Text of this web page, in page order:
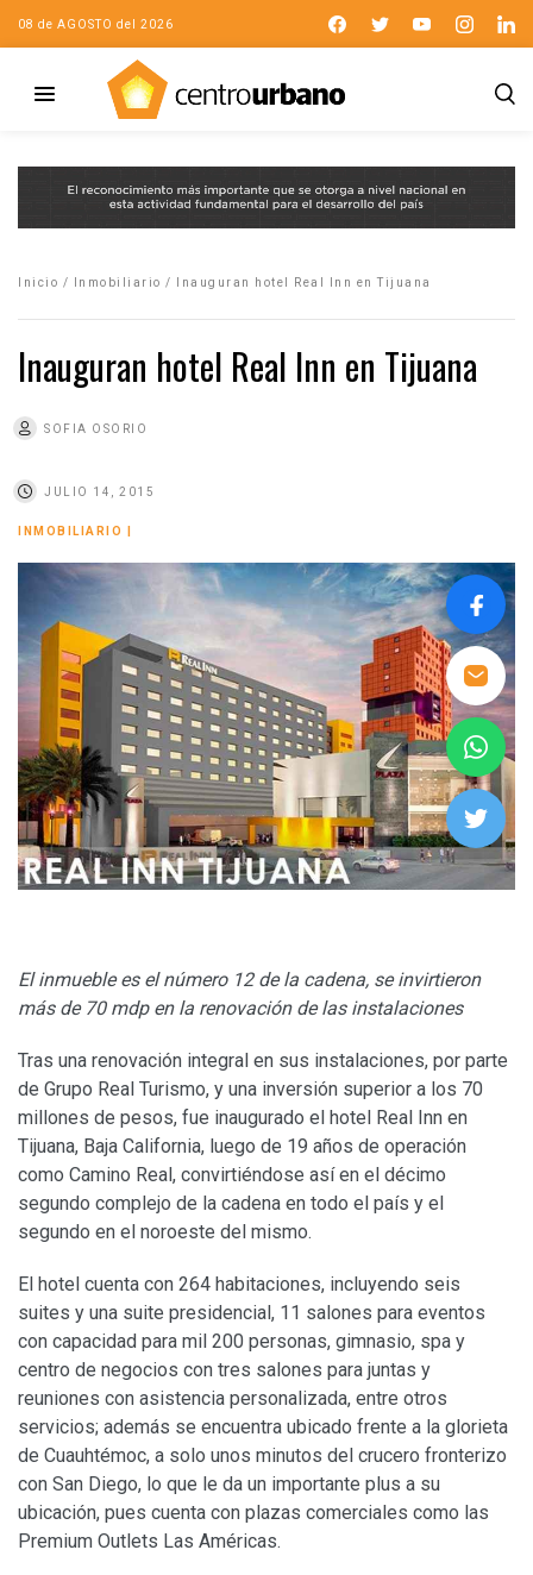
08 de AGOSTO del 2026
Inicio / Inmobiliario / Inauguran hotel Real Inn en Tijuana
Inauguran hotel Real Inn en Tijuana
SOFIA OSORIO
JULIO 14, 2015
INMOBILIARIO
El inmueble es el número 12 de la cadena, se invirtieron
más de 70 mdp en la renovación de las instalaciones
Tras una renovación integral en sus instalaciones, por parte
de Grupo Real Turismo, y una inversión superior a los 70
millones de pesos, fue inaugurado el hotel Real Inn en
Tijuana, Baja California, luego de 19 años de operación
como Camino Real, convirtiéndose así en el décimo
segundo complejo de la cadena en todo el país y el
segundo en el noroeste del mismo.
El hotel cuenta con 264 habitaciones, incluyendo seis
suites y una suite presidencial, 11 salones para eventos
con capacidad para mil 200 personas, gimnasio, spa y
centro de negocios con tres salones para juntas y
reuniones con asistencia personalizada, entre otros
servicios; además se encuentra ubicado frente a la glorieta
de Cuauhtémoc, a solo unos minutos del crucero fronterizo
con San Diego, lo que le da un importante plus a su
ubicación, pues cuenta con plazas comerciales como las
Premium Outlets Las Américas.